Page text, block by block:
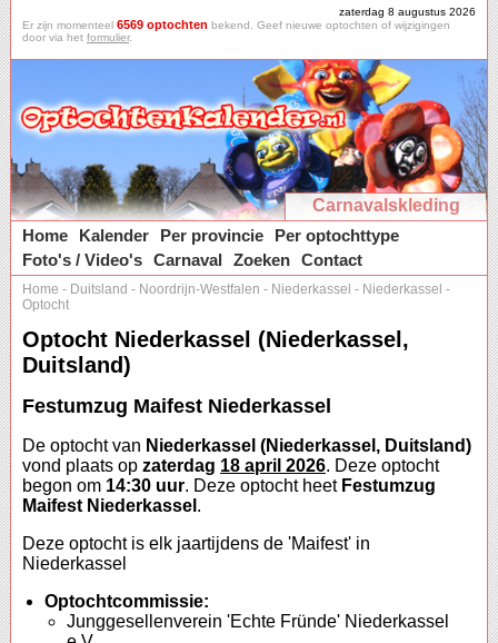
zaterdag 8 augustus 2026
Er zijn momenteel 6569 optochten bekend. Geef nieuwe optochten of wijzigingen
door via het formulier.
Carnavalskleding
Home
Kalender Per provincie
Per optochttype
Foto's / Video's Carnaval Zoeken Contact
Home - Duitsland - Noordrijn-Westfalen - Niederkassel - Niederkassel -
Optocht
Optocht Niederkassel (Niederkassel,
Duitsland)
Festumzug Maifest Niederkassel
De optocht van Niederkassel (Niederkassel, Duitsland)
vond plaats op zaterdag 18 april 2026. Deze optocht
begon om 14:30 uur. Deze optocht heet Festumzug
Maifest Niederkassel .
Deze optocht is elk jaartijdens de 'Maifest' in
Niederkassel
Optochtcommissie:
Junggesellenverein 'Echte Fründe' Niederkassel